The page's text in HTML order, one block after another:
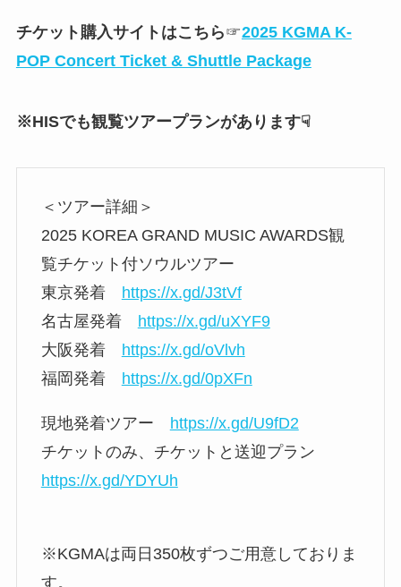
チケット購入サイトはこちら☞2025 KGMA K-
POP Concert Ticket & Shuttle Package
※HISでも観覧ツアープランがあります☟
＜ツアー詳細＞
2025 KOREA GRAND MUSIC AWARDS観
覧チケット付ソウルツアー
東京発着
https://x.gd/J3tVf
名古屋発着
https://x.gd/uXYF9
大阪発着
https://x.gd/oVlvh
福岡発着
https://x.gd/0pXFn
現地発着ツアー
https://x.gd/U9fD2
チケットのみ、チケットと送迎プラン
https://x.gd/YDYUh
※KGMAは両日350枚ずつご用意しておりま
す。